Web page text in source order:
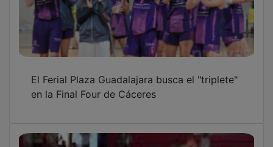
en la Final Four de Cáceres